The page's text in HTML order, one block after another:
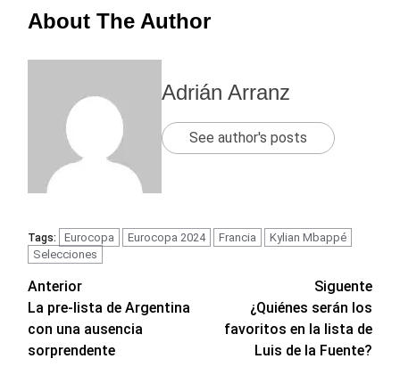
About The Author
Adrián Arranz
See author's posts
Tags: Eurocopa Eurocopa 2024 Francia
Kylian Mbappé
Selecciones
Navegación
de
entradas
Anterior
La pre-lista de Argentina
con una ausencia
sorprendente
Siguente
¿Quiénes serán los
favoritos en la lista de
Luis de la Fuente?